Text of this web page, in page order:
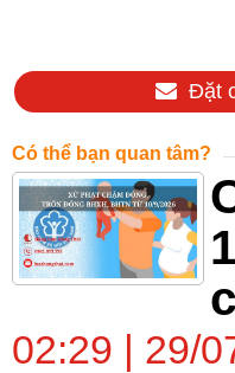
Đặt
Có thể bạn quan tâm?
02:29 | 29/